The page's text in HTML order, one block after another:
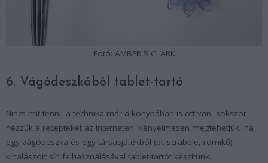
Fotó: AMBER S CLARK
6. Vágódeszkából tablet-tartó
Nincs mit tenni, a technika már a konyhában is ott van, sokszor
nézzük a recepteket az interneten. Kényelmesen megtehetjük, ha
egy vágódeszka és egy társasjátékból (pl. scrabble, römikő)
kihalászott sín felhasználásával tablet-tartót készítünk.